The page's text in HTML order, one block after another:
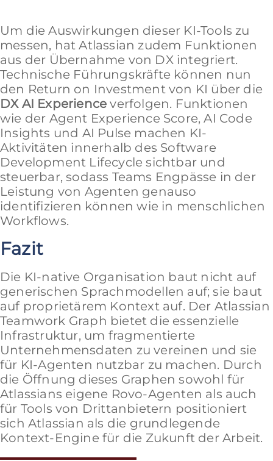
Um die Auswirkungen dieser KI-Tools zu
messen, hat Atlassian zudem Funktionen
aus der Übernahme von DX integriert.
Technische Führungskräfte können nun
den Return on Investment von KI über die
DX AI Experience verfolgen. Funktionen
wie der Agent Experience Score, AI Code
Insights und AI Pulse machen KI-
Aktivitäten innerhalb des Software
Development Lifecycle sichtbar und
steuerbar, sodass Teams Engpässe in der
Leistung von Agenten genauso
identifizieren können wie in menschlichen
Workflows.
Fazit
Die KI-native Organisation baut nicht auf
generischen Sprachmodellen auf; sie baut
auf proprietärem Kontext auf. Der Atlassian
Teamwork Graph bietet die essenzielle
Infrastruktur, um fragmentierte
Unternehmensdaten zu vereinen und sie
für KI-Agenten nutzbar zu machen. Durch
die Öffnung dieses Graphen sowohl für
Atlassians eigene Rovo-Agenten als auch
für Tools von Drittanbietern positioniert
sich Atlassian als die grundlegende
Kontext-Engine für die Zukunft der Arbeit.